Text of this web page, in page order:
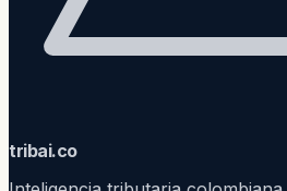
tribai.co